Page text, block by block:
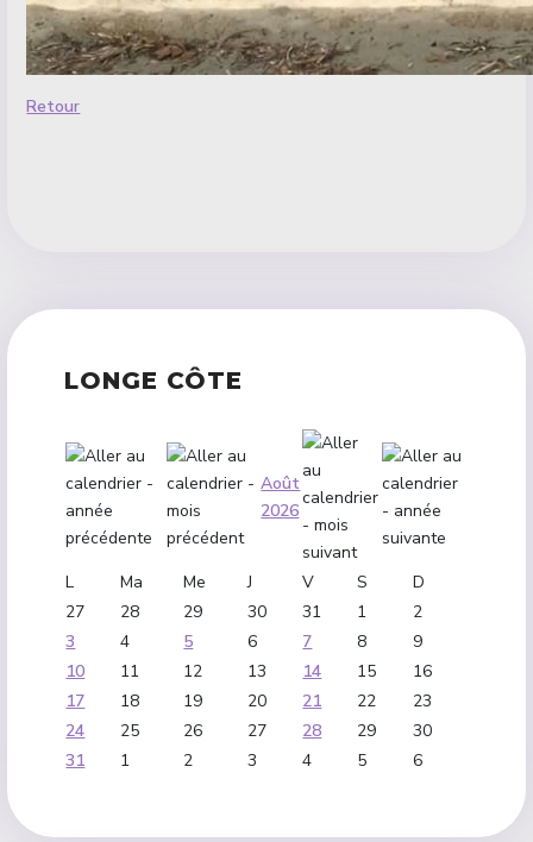
Retour
LONGE CÔTE
Août
2026
L Ma Me J V S
D
27
28 29 30 31 1
2
3
4 5 6 7 8
9
10
11 12 13 14 15
16
17
18 19 20 21 22
23
24
25 26 27 28 29
30
31
1 2 3 4 5 6